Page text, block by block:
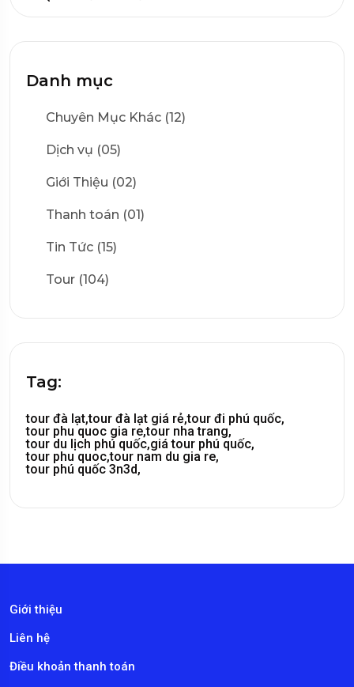
Danh mục
Chuyên Mục Khác (12)
Dịch vụ (05)
Giới Thiệu (02)
Thanh toán (01)
Tin Tức (15)
Tour (104)
Tag:
tour đà lạt,tour đà lạt giá rẻ,tour đi phú quốc,
tour phu quoc gia re,tour nha trang,
tour du lịch phú quốc,giá tour phú quốc,
tour phu quoc,tour nam du gia re,
tour phú quốc 3n3d,
Giới thiệu
Liên hệ
Điều khoản thanh toán